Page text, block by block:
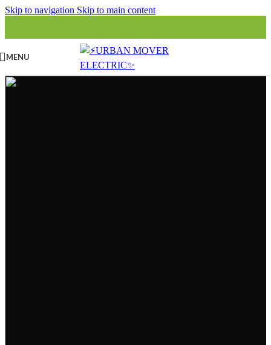
Skip to navigation Skip to main content
MENU